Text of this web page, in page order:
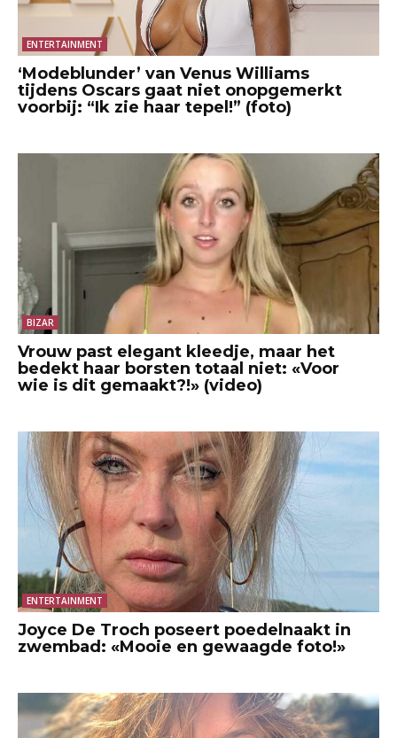
ENTERTAINMENT
‘Modeblunder’ van Venus Williams
tijdens Oscars gaat niet onopgemerkt
voorbij: “Ik zie haar tepel!” (foto)
BIZAR
Vrouw past elegant kleedje, maar het
bedekt haar borsten totaal niet: «Voor
wie is dit gemaakt?!» (video)
ENTERTAINMENT
Joyce De Troch poseert poedelnaakt in
zwembad: «Mooie en gewaagde foto!»